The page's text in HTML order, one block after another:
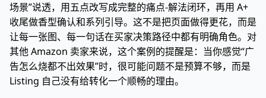
场景”说透，用五点改写成完整的痛点-解法闭环，再用 A+
收尾做香型确认和系列引导。这不是把页面做得更花，而是
让每一张图、每一句话在买家决策路径中都有明确角色。对
其他 Amazon 卖家来说，这个案例的提醒是：当你感觉“广
告怎么烧都不出效果”时，很可能问题不是预算不够，而是
Listing 自己没有给转化一个顺畅的理由。